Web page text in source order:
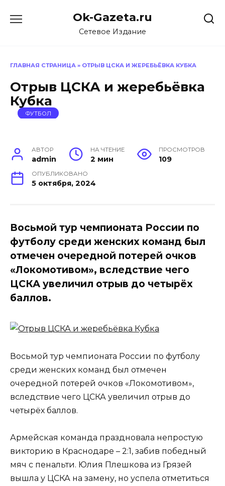
Ok-Gazeta.ru
Сетевое Издание
ГЛАВНАЯ СТРАНИЦА » ОТРЫВ ЦСКА И ЖЕРЕБЬЁВКА КУБКА
Отрыв ЦСКА и жеребьёвка
Кубка
ФУТБОЛ
АВТОР
admin
НА ЧТЕНИЕ
2 мин
ПРОСМОТРОВ
109
ОПУБЛИКОВАНО
5 октября, 2024
Восьмой тур чемпионата России по
футболу среди женских команд был
отмечен очередной потерей очков
«Локомотивом», вследствие чего
ЦСКА увеличил отрыв до четырёх
баллов.
Восьмой тур чемпионата России по футболу
среди женских команд был отмечен
очередной потерей очков «Локомотивом»,
вследствие чего ЦСКА увеличил отрыв до
четырёх баллов.
Армейская команда праздновала непростую
викторию в Краснодаре – 2:1, забив победный
мяч с пенальти. Юлия Плешкова из Грязей
вышла у ЦСКА на замену, но успела отметиться